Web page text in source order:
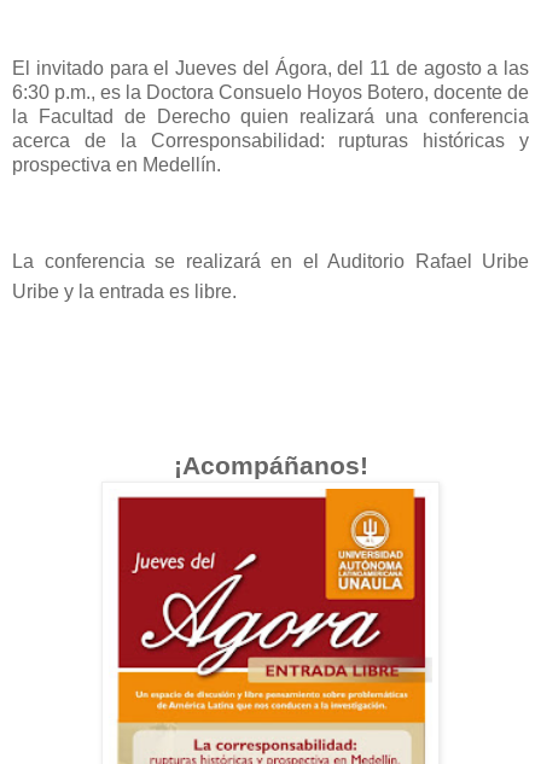
El invitado para el Jueves del Ágora, del 11 de agosto a las
6:30 p.m., es la Doctora Consuelo Hoyos Botero, docente de
la Facultad de Derecho quien realizará una conferencia
acerca de la Corresponsabilidad: rupturas históricas y
prospectiva en Medellín.
La conferencia se realizará en el Auditorio Rafael Uribe
Uribe y la entrada es libre.
¡Acompáñanos!